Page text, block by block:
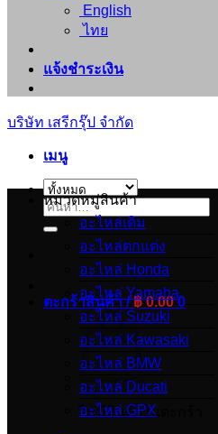
English
ไทย
แจ้งชำระเงิน
บริษัท เสรีกรุ๊ป จำกัด
เมนู
ค้นหา:
ตะกร้าสินค้า /฿0.00 0
ไม่มีสินค้าในตะกร้า
หมวดหมู่สินค้า
อะไหล่เดิม
อะไหล่ตกแต่ง
อะไหล่ Honda
อะไหล่ Yamaha
อะไหล่ Suzuki
อะไหล่ Kawasaki
อะไหล่ BMW
อะไหล่ Ducati
อะไหล่ GPX